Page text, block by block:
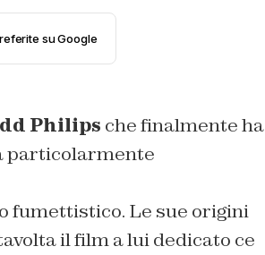
su Google
Philips che finalmente ha
particolarmente
fumettistico. Le sue origini
il film a lui dedicato ce